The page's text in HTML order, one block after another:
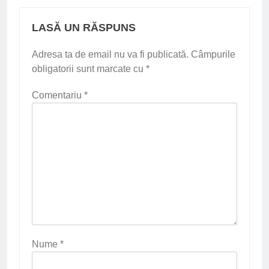
LASĂ UN RĂSPUNS
Adresa ta de email nu va fi publicată. Câmpurile
obligatorii sunt marcate cu *
Comentariu *
Nume *